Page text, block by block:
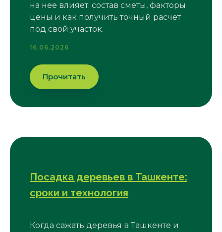
на нее влияет: состав сметы, факторы
цены и как получить точный расчет
под свой участок.
16.06.2026
Прочитать
Посадка деревьев в Ташкенте:
сроки и технология
Когда сажать деревья в Ташкенте и